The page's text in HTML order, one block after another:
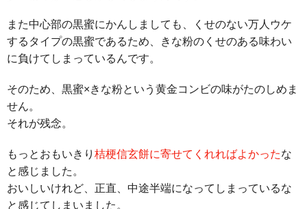
また中心部の黒蜜にかんしましても、くせのない万人ウケ
するタイプの黒蜜であるため、きな粉のくせのある味わい
に負けてしまっているんです。
そのため、黒蜜×きな粉という黄金コンビの味がたのしめま
せん。
それが残念。
もっとおもいきり 桔梗信玄餅に寄せてくれればよかったな
と感じました。
おいしいけれど、正直、中途半端になってしまっているな
と感じてしまいました。